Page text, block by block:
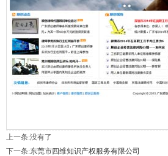
上一条:没有了
下一条:东莞市四维知识产权服务有限公司